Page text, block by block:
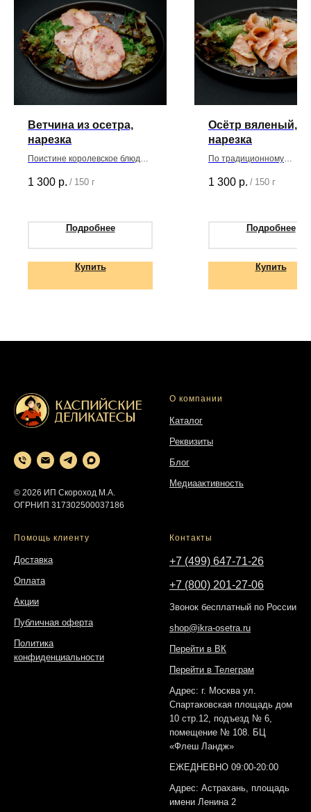
Ветчина из осетра,
нарезка
Поистине королевское блюдо,
изумительный и
1 300 р. / 150 г
Подробнее
Купить
Осётр вяленый,
нарезка
По традиционному
1 300 р. / 150 г
Подробнее
Купить
© 2026 ИП Скороход М.А.
ОГРНИП 317302500037186
О компании
Каталог
Реквизиты
Блог
Медиаактивность
Помощь клиенту
Доставка
Оплата
Акции
Публичная оферта
Политика
конфиденциальности
Контакты
+7 (499) 647-71-26
+7 (800) 201-27-06
Звонок бесплатный по России
shop@ikra-osetra.ru
Перейти в ВК
Перейти в Телеграм
Адрес: г. Москва ул.
Спартаковская площадь дом
10 стр.12, подъезд № 6,
помещение № 108. БЦ
«Флеш Ландж»
ЕЖЕДНЕВНО 09:00-20:00
Адрес: Астрахань, площадь
имени Ленина 2